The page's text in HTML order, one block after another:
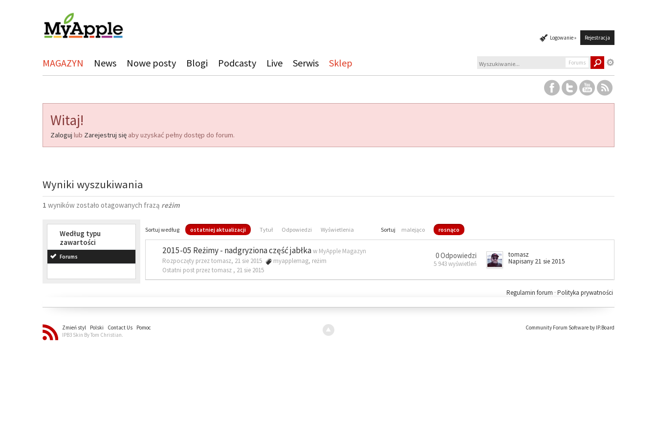
Logowanie » Rejestracja
MAGAZYN News Nowe posty Blogi Podcasty Live Serwis Sklep Forums
Witaj!
Zaloguj lub Zarejestruj się aby uzyskać pełny dostęp do forum.
Wyniki wyszukiwania
1 wyników zostało otagowanych frazą reżim
Według typu
zawartości
Forums
Sortuj według ostatniej aktualizacji Tytuł Odpowiedzi Wyświetlenia Sortuj malejąco rosnąco
2015-05 Reżimy - nadgryziona część jabłkaw MyApple Magazyn
Rozpoczęty przez tomasz, 21 sie 2015
myapplemag, reżim
Ostatni post przez tomasz , 21 sie 2015
0 Odpowiedzi
5 943 wyświetleń
tomasz
Napisany 21 sie 2015
Polityka prywatności
Regulamin forum ·
Zmień styl Polski Contact Us
Pomoc
IPB3 Skin By Tom Christian.
Community Forum Software by IP.Board